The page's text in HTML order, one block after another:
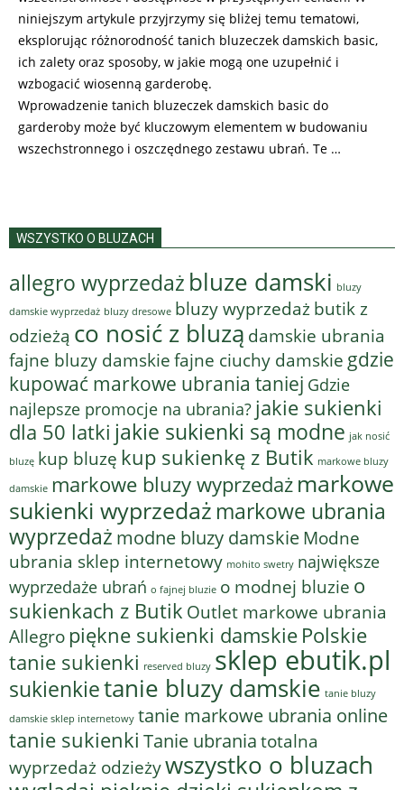
niniejszym artykule przyjrzymy się bliżej temu tematowi,
eksplorując różnorodność tanich bluzeczek damskich basic,
ich zalety oraz sposoby, w jakie mogą one uzupełnić i
wzbogacić wiosenną garderobę.
Wprowadzenie tanich bluzeczek damskich basic do
garderoby może być kluczowym elementem w budowaniu
wszechstronnego i oszczędnego zestawu ubrań. Te …
WSZYSTKO O BLUZACH
allegro wyprzedaż bluze damski bluzy
damskie wyprzedaż bluzy dresowe bluzy wyprzedaż butik z
odzieżą co nosić z bluzą damskie ubrania
fajne bluzy damskiefajne ciuchy damskie gdzie
kupować markowe ubrania taniej Gdzie
najlepsze promocje na ubrania? jakie sukienki
dla 50 latki jakie sukienki są modne jak nosić
bluzę kup bluzę kup sukienkę z Butik markowe bluzy
damskie markowe bluzy wyprzedaż markowe
sukienki wyprzedaż markowe ubrania
wyprzedaż modne bluzy damskie Modne
ubrania sklep internetowy mohito swetry największe
wyprzedaże ubrań o fajnej bluzie o modnej bluzie o
sukienkach z Butik Outlet markowe ubrania
Allegropiękne sukienki damskie Polskie
tanie sukienki reserved bluzy sklep ebutik.pl
sukienkietanie bluzy damskie tanie bluzy
damskie sklep internetowy tanie markowe ubrania online
tanie sukienki Tanie ubrania totalna
wyprzedaż odzieżywszystko o bluzach